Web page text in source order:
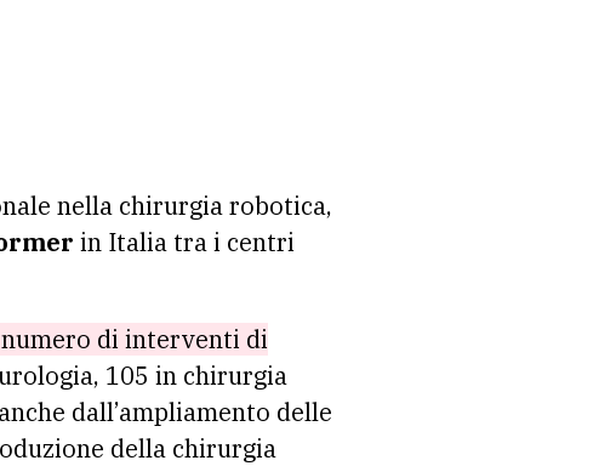
nella chirurgia robotica,
in Italia tra i centri
di interventi di
105 in chirurgia
dall’ampliamento delle
della chirurgia